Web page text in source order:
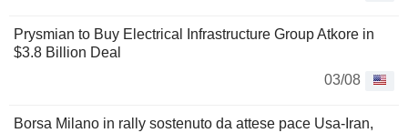
Prysmian to Buy Electrical Infrastructure Group Atkore in
$3.8 Billion Deal
03/08
Borsa Milano in rally sostenuto da attese pace Usa-Iran,